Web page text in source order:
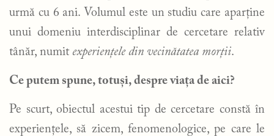
urmă cu 6 ani. Volumul este un studiu care aparține
unui domeniu interdisciplinar de cercetare relativ
tânăr, numit experiențele din vecinătatea morții.
Ce putem spune, totuși, despre viața de aici?
Pe scurt, obiectul acestui tip de cercetare constă în
experiențele, să zicem, fenomenologice, pe care le